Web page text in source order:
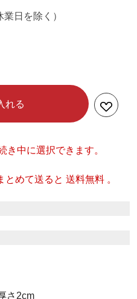
日を除く）
れる
き中に選択できます。
めて送ると 送料無料 。
さ2cm